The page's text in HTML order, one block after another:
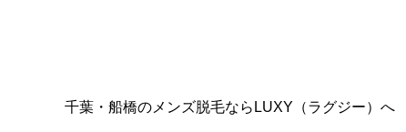
千葉・船橋のメンズ脱毛ならLUXY（ラグジー）へ